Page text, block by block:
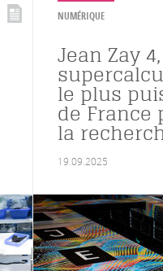
NUMÉRIQUE
Jean Zay 4,
le plus
de France
la
19.09.2025